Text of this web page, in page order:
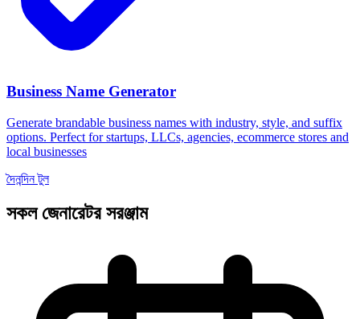
Business Name Generator
Generate brandable business names with industry, style, and suffix
options. Perfect for startups, LLCs, agencies, ecommerce stores and
local businesses
দৈনন্দিন টুল
সকল জেনারেটর সরঞ্জাম